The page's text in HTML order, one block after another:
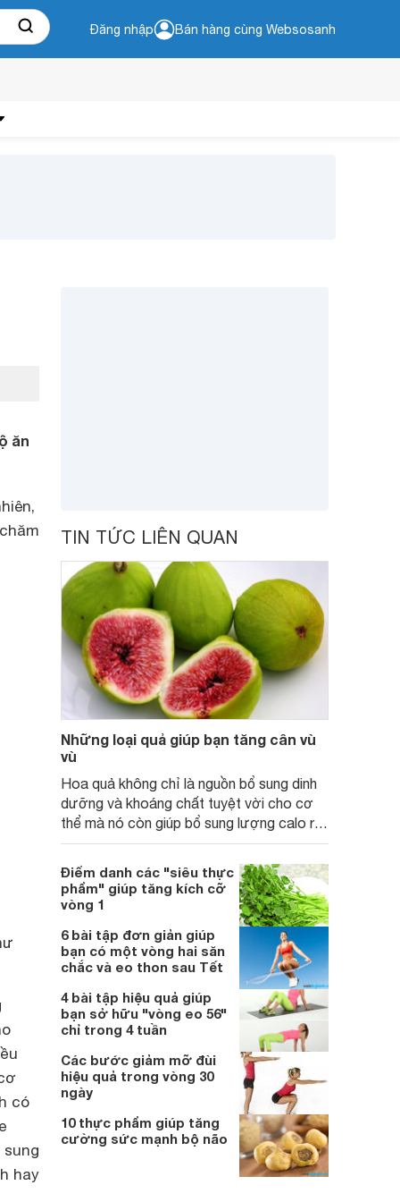
Đăng nhập Bán hàng cùng Websosanh
ăn
có
hay
TIN TỨC LIÊN QUAN
Những loại quả giúp bạn tăng cân vù
vù
Hoa quả không chỉ là nguồn bổ sung dinh
dưỡng và khoáng chất tuyệt vời cho cơ
thể mà nó còn giúp bổ sung lượng calo rất
lớn để giúp bạn tăng cân một cách an
toàn và hiệu quả nhất.
Điểm danh các "siêu thực
phẩm" giúp tăng kích cỡ
vòng 1
6 bài tập đơn giản giúp
bạn có một vòng hai săn
chắc và eo thon sau Tết
4 bài tập hiệu quả giúp
bạn sở hữu "vòng eo 56"
chỉ trong 4 tuần
Các bước giảm mỡ đùi
hiệu quả trong vòng 30
ngày
10 thực phẩm giúp tăng
cường sức mạnh bộ não